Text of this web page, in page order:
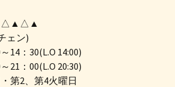
ェン)
14：30(L.O 14:00)
21：00(L.O 20:30)
第2、第4火曜日